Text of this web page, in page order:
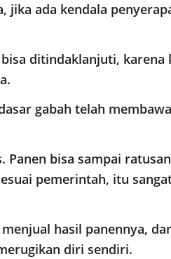
jika ada kendala
ditindaklanjuti, karena
gabah telah
Panen bisa sampai
pemerintah, itu
hasil panennya,
diri sendiri.